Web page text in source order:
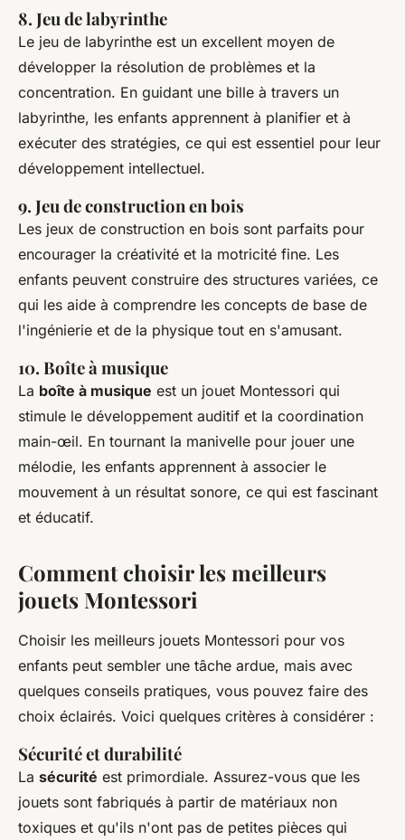
8. Jeu de labyrinthe
Le jeu de labyrinthe est un excellent moyen de
développer la résolution de problèmes et la
concentration. En guidant une bille à travers un
labyrinthe, les enfants apprennent à planifier et à
exécuter des stratégies, ce qui est essentiel pour leur
développement intellectuel.
9. Jeu de construction en bois
Les jeux de construction en bois sont parfaits pour
encourager la créativité et la motricité fine. Les
enfants peuvent construire des structures variées, ce
qui les aide à comprendre les concepts de base de
l'ingénierie et de la physique tout en s'amusant.
10. Boîte à musique
La boîte à musique est un jouet Montessori qui
stimule le développement auditif et la coordination
main-œil. En tournant la manivelle pour jouer une
mélodie, les enfants apprennent à associer le
mouvement à un résultat sonore, ce qui est fascinant
et éducatif.
Comment choisir les meilleurs
jouets Montessori
Choisir les meilleurs jouets Montessori pour vos
enfants peut sembler une tâche ardue, mais avec
quelques conseils pratiques, vous pouvez faire des
choix éclairés. Voici quelques critères à considérer :
Sécurité et durabilité
La sécurité est primordiale. Assurez-vous que les
jouets sont fabriqués à partir de matériaux non
toxiques et qu'ils n'ont pas de petites pièces qui